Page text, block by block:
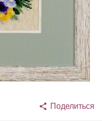
Поделиться